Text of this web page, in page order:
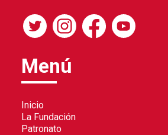
Menú
Inicio
La Fundación
Patronato